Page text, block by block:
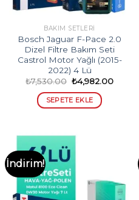
BAKIM SETLERI
Bosch Jaguar F-Pace 2.0
Dizel Filtre Bakım Seti
Castrol Motor Yağlı (2015-
2022) 4 Lü
₺7,530.00 Orijinal
fiyat:
₺7,530.00.
₺4,982.00Şu
SEPETE EKLE
İndirim!